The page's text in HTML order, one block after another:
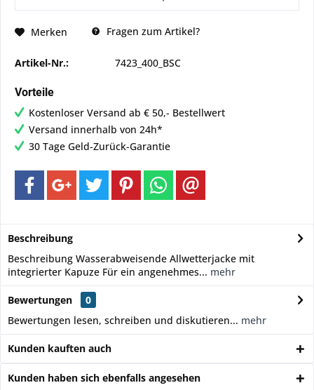
Merken Fragen zum Artikel?
Artikel-Nr.: 7423_400_BSC
Vorteile
Kostenloser Versand ab € 50,- Bestellwert
Versand innerhalb von 24h*
30 Tage Geld-Zurück-Garantie
Beschreibung
Beschreibung Wasserabweisende Allwetterjacke mit
integrierter Kapuze Für ein angenehmes... mehr
Bewertungen
0
Bewertungen lesen, schreiben und diskutieren... mehr
Kunden kauften auch
Kunden haben sich ebenfalls angesehen